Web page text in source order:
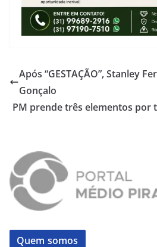
Após “GESTAÇÃO”, Stanley
Gonçalo
PM prende três elementos por
Quem somos